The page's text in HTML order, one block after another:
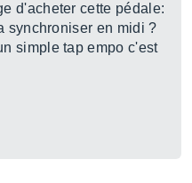
d'acheter cette pédale:
synchroniser en midi ?
simple tap empo c'est